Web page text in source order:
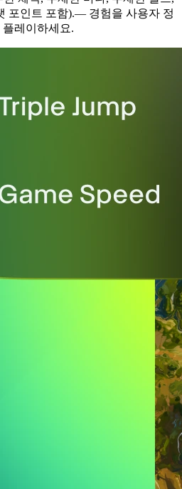
포인트 포함).— 경험을 사용자 정
레이하세요.